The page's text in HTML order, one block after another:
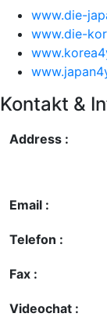
www.die-
www.die-
Kontakt &
Address :
Email :
Telefon :
Fax :
Videochat :